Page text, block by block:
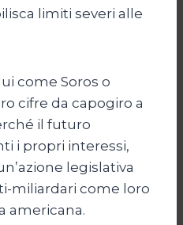
limiti severi alle
come Soros o
cifre da capogiro a
il futuro
i propri interessi,
legislativa
miliardari come loro
americana.